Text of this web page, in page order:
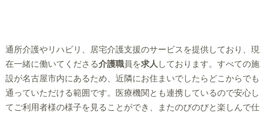
通所介護やリハビリ、居宅介護支援のサービスを提供しており、現
在一緒に働いてくださる介護職員を求人 しております。すべての施
設が名古屋市内にあるため、近隣にお住まいでしたらどこからでも
通っていただける範囲です。医療機関とも連携しているので安心し
てご利用者様の様子を見ることができ、またのびのびと楽しんで仕